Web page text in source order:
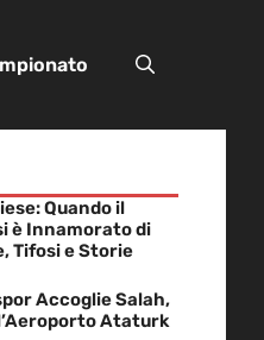
Quando il
è Innamorato di
Tifosi e Storie
Accoglie Salah,
Ataturk